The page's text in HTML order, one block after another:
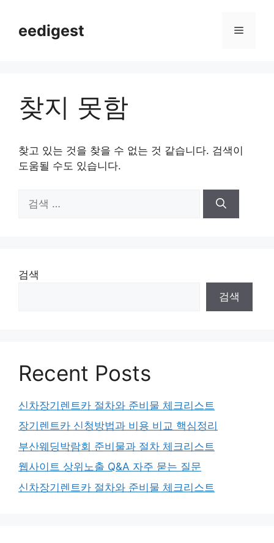
eedigest 메
찾지 못함
찾고 있는 것을 찾을 수 없는 것 같습니다. 검색이
도움될 수도 있습니다.
색:
검색
검색
Recent Posts
신차장기렌트카 절차와 준비물 체크리스트
장기렌트카 신청방법과 비용 비교 핵심정리
부산웨딩박람회 준비물과 절차 체크리스트
웹사이트 상위노출 Q&A 자주 묻는 질문
신차장기렌트카 절차와 준비물 체크리스트